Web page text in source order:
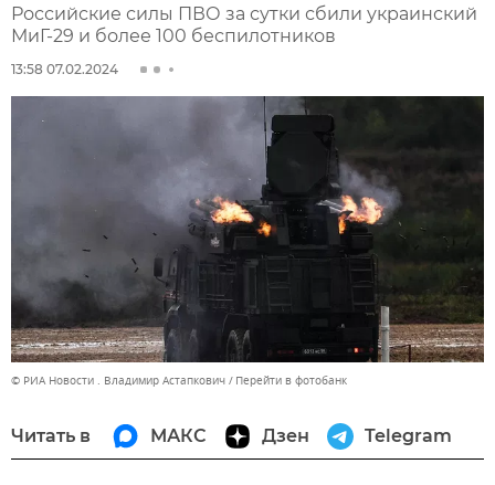
Российские силы ПВО за сутки сбили украинский
МиГ-29 и более 100 беспилотников
13:58 07.02.2024
© РИА Новости . Владимир Астапкович Перейти в фотобанк
Читать в МАКС Дзен Telegram